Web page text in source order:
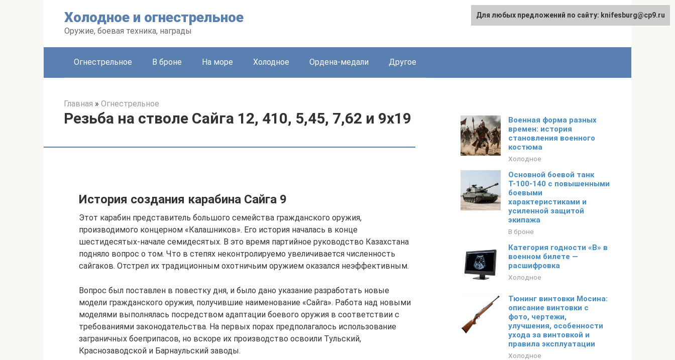
Холодное и огнестрельное
Оружие, боевая техника, награды
Огнестрельное В броне На море Холодное Ордена-медали Другое
Главная » Огнестрельное
Резьба на стволе Сайга 12, 410, 5,45, 7,62 и 9х19
История создания карабина Сайга 9
Этот карабин представитель большого семейства гражданского оружия,
производимого концерном «Калашников». Его история началась в конце
шестидесятых-начале семидесятых. В это время партийное руководство Казахстана
подняло вопрос о том. Что в степях неконтролируемо увеличивается численность
сайгаков. Отстрел их традиционным охотничьим оружием оказался неэффективным.
Вопрос был поставлен в повестку дня, и было дано указание разработать новые
модели гражданского оружия, получившие наименование «Сайга». Работа над новыми
моделями выполнялась посредством адаптации боевого оружия в соответствии с
требованиями законодательства. На первых порах предполагалось использование
заграничных боеприпасов, но вскоре их производство освоили Тульский,
Краснозаводской и Барнаульский заводы.
Военная форма разных
времен: история
становления военного
костюма
Холодное
Основной боевой танк
Т-100-140 с повышенными
боевыми
характеристиками и
усиленной защитой
экипажа
В броне
Категория годности «В» в
военном билете —
расшифровка
Холодное
Тюнинг винтовки Мосина:
описание винтовки с
фото, чертежи,
улучшения, особенности
ухода за винтовкой и
правила эксплуатации
Холодное
Для любых предложений по сайту: knifesburg@cp9.ru